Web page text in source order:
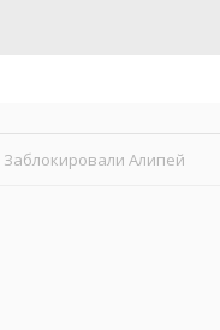
Заблокировали Алипей